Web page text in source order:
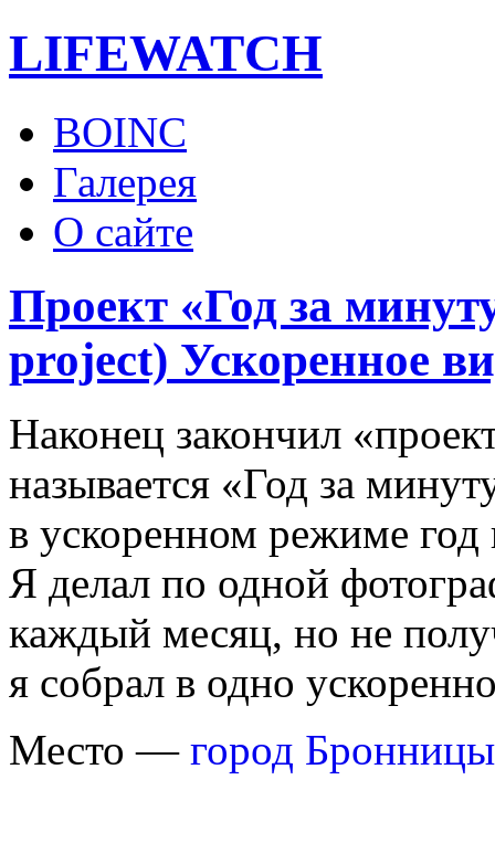
LIFEWATCH
BOINC
Галерея
О сайте
Проект «Год за
project) Ускоренное
Наконец закончил
называется «Год за
в ускоренном режиме год
Я делал по одной
каждый месяц, но не
я собрал в одно
Место — город Бронницы